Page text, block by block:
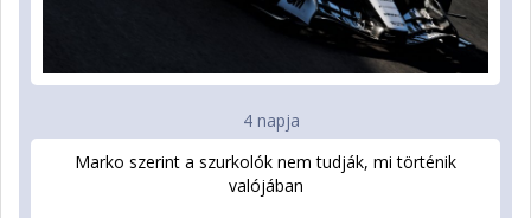
4 napja
Marko szerint a szurkolók nem tudják, mi történik
valójában